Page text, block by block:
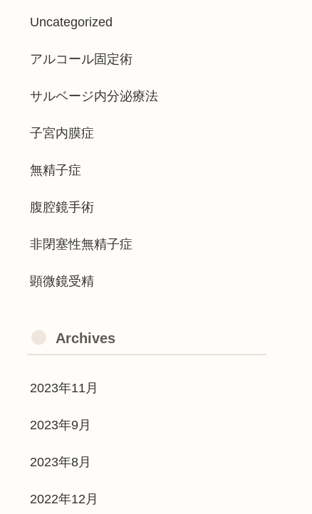
Uncategorized
アルコール固定術
サルベージ内分泌療法
子宮内膜症
無精子症
腹腔鏡手術
非閉塞性無精子症
顕微鏡受精
Archives
2023年11月
2023年9月
2023年8月
2022年12月